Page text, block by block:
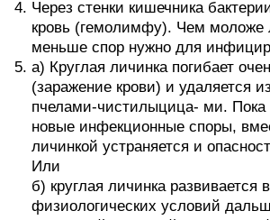
Через стенки кишечника
кровь (гемолимфу). Чем моложе
меньше спор нужно для
а) Круглая личинка погибает
(заражение крови) и удаляется
пчелами-чистилыцица- ми. Пока
новые инфекционные споры,
личинкой устраняется и
Или
б) круглая личинка развивается
физиологических условий